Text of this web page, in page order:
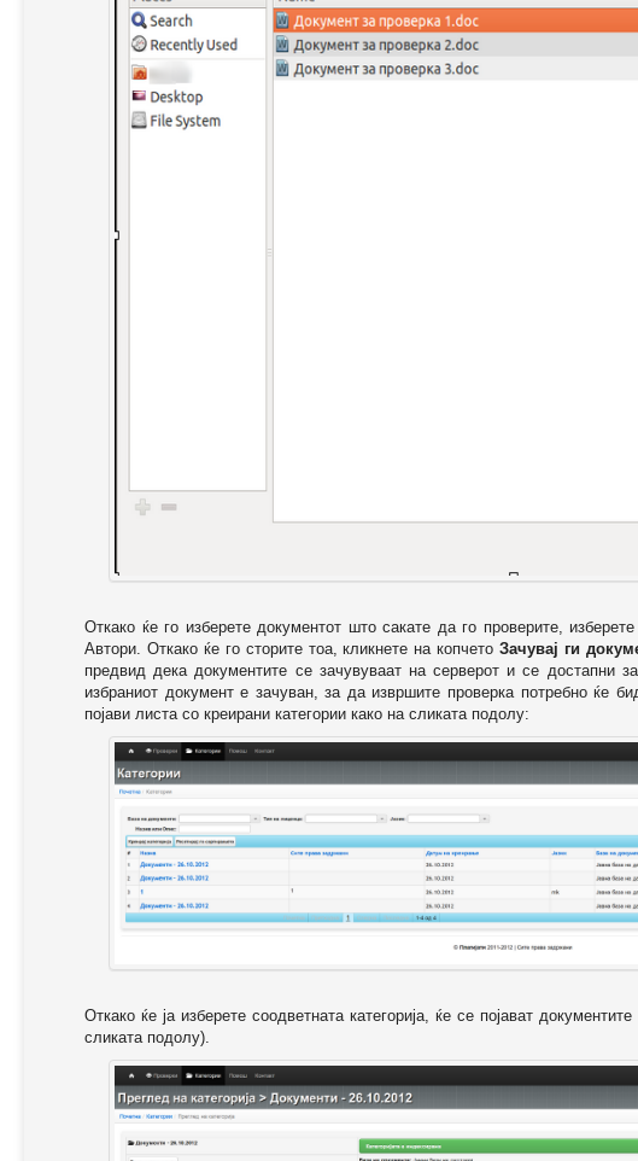
Откако ќе го изберете документот што сакате да го проверите,
Автори. Откако ќе го сторите тоа, кликнете на копчетоЗачувај ги
предвид дека документите се зачувуваат на серверот и се достапни
избраниот документ е зачуван, за да извршите проверка потребно ќе
појави листа со креирани категории како на сликата подолу:
Откако ќе ја изберете соодветната категорија, ќе се појават
сликата подолу).